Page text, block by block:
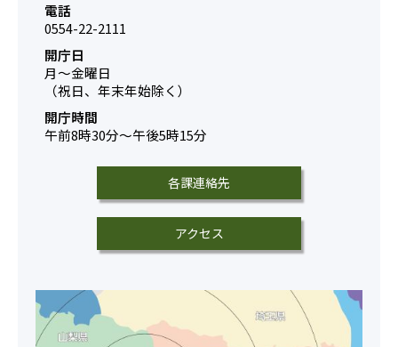
電話
0554-22-2111
開庁日
月～金曜日
（祝日、年末年始除く）
開庁時間
午前8時30分～午後5時15分
各課連絡先
アクセス